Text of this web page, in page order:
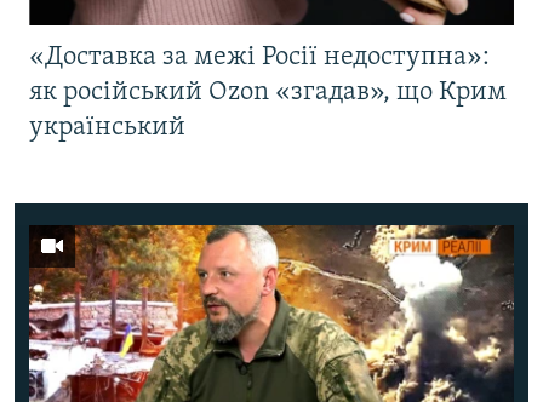
«Доставка за межі Росії недоступна»:
як російський Ozon «згадав», що Крим
український